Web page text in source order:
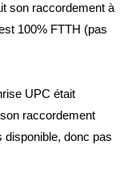
son raccordement à
100% FTTH (pas
UPC était
raccordement
disponible, donc pas